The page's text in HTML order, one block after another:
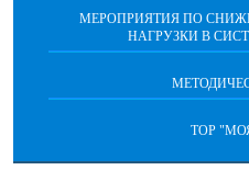
МЕРОПРИЯТИЯ ПО
НАГРУЗКИ В
ТОР